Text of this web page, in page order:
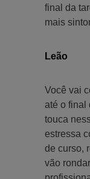
final da
mais
Leão
Você vai
até o final
touca
estressa
de curso,
vão